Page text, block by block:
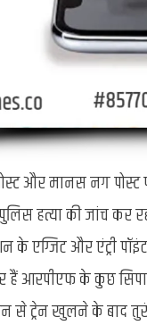
और मानस नग
हत्या की जांच कर
एग्जिट और एंट्री
हैं आरपीएफ के कुछ
से ट्रेन खुलने के बाद